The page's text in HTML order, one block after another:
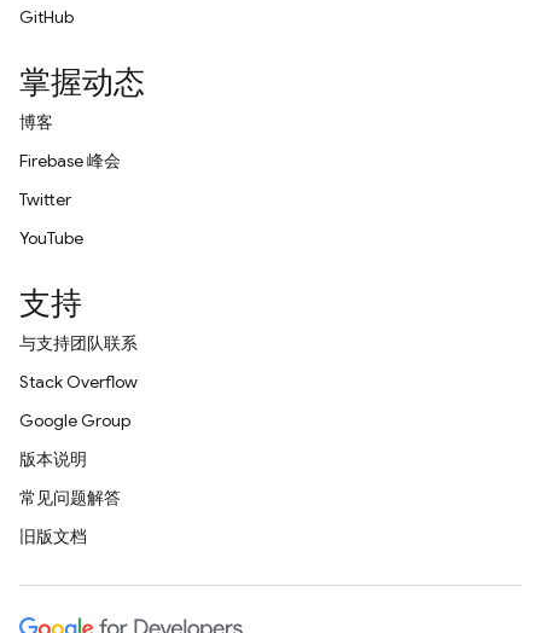
GitHub
掌握动态
博客
Firebase 峰会
Twitter
YouTube
支持
与支持团队联系
Stack Overflow
Google Group
版本说明
常见问题解答
旧版文档